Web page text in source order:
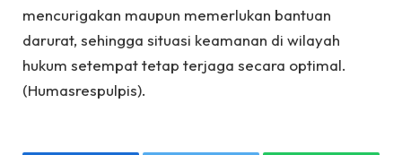
mencurigakan maupun memerlukan bantuan
darurat, sehingga situasi keamanan di wilayah
hukum setempat tetap terjaga secara optimal.
(Humasrespulpis).